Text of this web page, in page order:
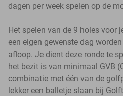
dagen per week spelen op de
Het spelen van de 9 holes voor
een eigen gewenste dag
afloop. Je dient deze ronde te
het bezit is van minimaal GVB
combinatie met één van de
lekker een balletje slaan bij